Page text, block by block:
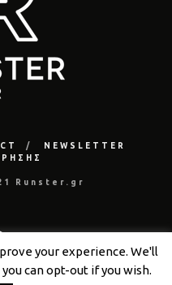
NEWSLETTER
Runster.gr
your experience. We'll
can opt-out if you wish.